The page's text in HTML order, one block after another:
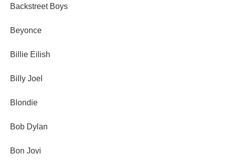
Backstreet Boys
Beyonce
Billie Eilish
Billy Joel
Blondie
Bob Dylan
Bon Jovi